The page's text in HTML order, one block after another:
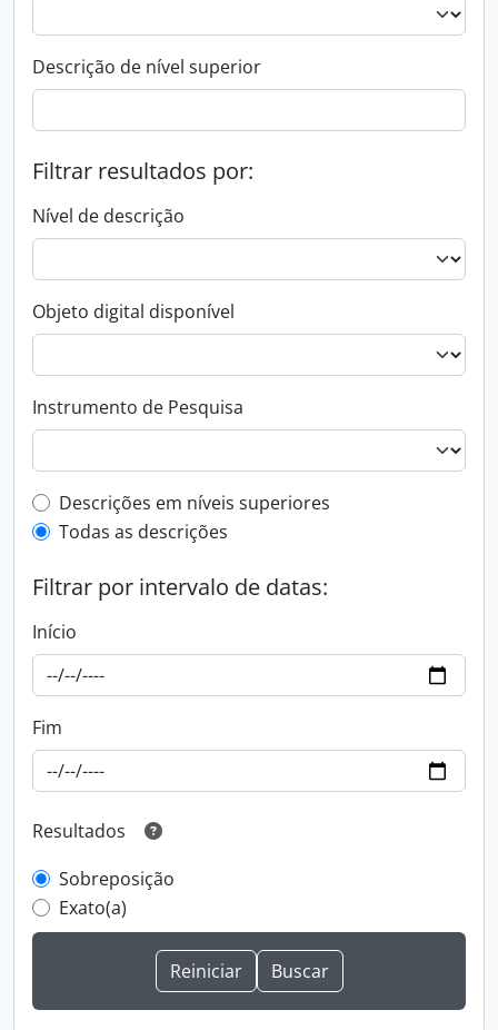
Descrição de nível superior
Filtrar resultados por:
Nível de descrição
Objeto digital disponível
Instrumento de Pesquisa
Filtro de descrição de nível superior
Descrições em níveis superiores
Todas as descrições
Filtrar por intervalo de datas:
Início
Fim
Resultados
Sobreposição
Exato(a)